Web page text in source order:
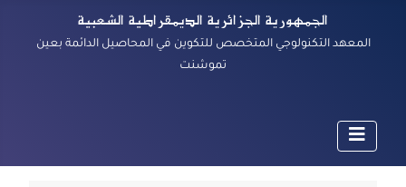
الجمهورية الجزائرية الديمقراطية الشعبية
المعهد التكنولوجي المتخصص للتكوين في المحاصيل الدائمة بعين
تموشنت